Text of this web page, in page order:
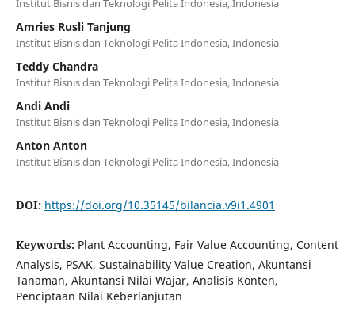
Institut Bisnis dan Teknologi Pelita Indonesia, Indonesia
Amries Rusli Tanjung
Institut Bisnis dan Teknologi Pelita Indonesia, Indonesia
Teddy Chandra
Institut Bisnis dan Teknologi Pelita Indonesia, Indonesia
Andi Andi
Institut Bisnis dan Teknologi Pelita Indonesia, Indonesia
Anton Anton
Institut Bisnis dan Teknologi Pelita Indonesia, Indonesia
DOI: https://doi.org/10.35145/bilancia.v9i1.4901
Keywords: Plant Accounting, Fair Value Accounting, Content
Analysis, PSAK, Sustainability Value Creation, Akuntansi
Tanaman, Akuntansi Nilai Wajar, Analisis Konten,
Penciptaan Nilai Keberlanjutan